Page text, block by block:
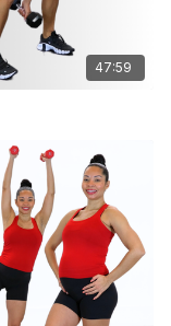
47:59